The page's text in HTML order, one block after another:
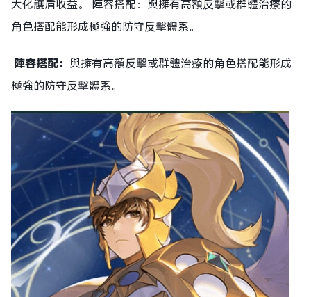
大化護盾收益。 陣容搭配：與擁有高額反擊或群體治療的
角色搭配能形成極強的防守反擊體系。
陣容搭配： 與擁有高額反擊或群體治療的角色搭配能形成
極強的防守反擊體系。